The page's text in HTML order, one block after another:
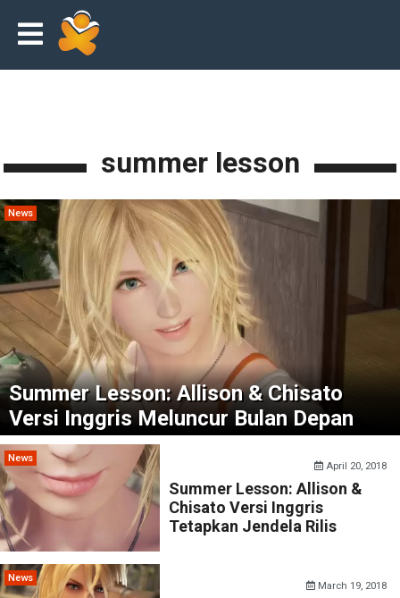
summer lesson
News
Summer Lesson: Allison & Chisato
Versi Inggris Meluncur Bulan Depan
News
April 20, 2018
Summer Lesson: Allison &
Chisato Versi Inggris
Tetapkan Jendela Rilis
News
March 19, 2018